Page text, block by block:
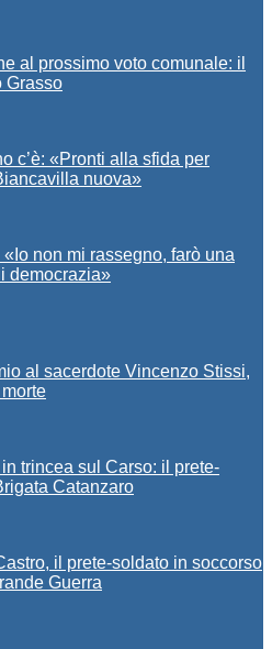
al prossimo voto comunale: il
Grasso
c’è: «Pronti alla sfida per
nuova»
non mi rassegno, farò una
democrazia»
al sacerdote Vincenzo Stissi,
trincea sul Carso: il prete-
Catanzaro
il prete-soldato in soccorso
Guerra